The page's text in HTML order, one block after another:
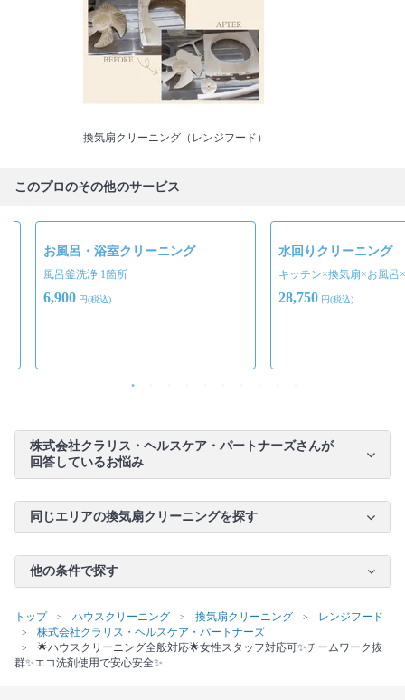
換気扇クリーニング（レンジフード）
このプロのその他のサービス
お風呂・浴室クリーニング
風呂釜洗浄 1箇所
6,900 円(税込)
水回りクリーニング
キッチン×換気扇×お風呂
28,750 円(税込)
株式会社クラリス・ヘルスケア・パートナーズさんが
回答しているお悩み
同じエリアの換気扇クリーニングを探す
他の条件で探す
トップ ハウスクリーニング 換気扇クリーニング
レンジフード
株式会社クラリス・ヘルスケア・パートナーズ
🌟ハウスクリーニング全般対応🌟女性スタッフ対応可✨チームワーク抜
群✨エコ洗剤使用で安心安全✨